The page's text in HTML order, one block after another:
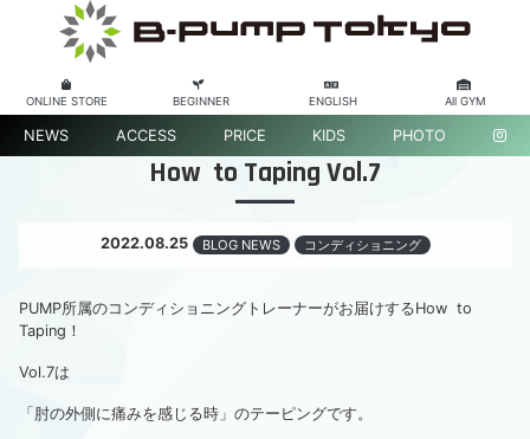
ONLINE STORE BEGINNER ENGLISH All GYM
NEWS ACCESS PRICE KIDS PHOTO
How to Taping Vol.7
2022.08.25 BLOG NEWS コンディショニング
PUMP所属のコンディショニングトレーナーがお届けするHow to
Taping！
Vol.7は
「肘の外側に痛みを感じる時」のテーピングです。